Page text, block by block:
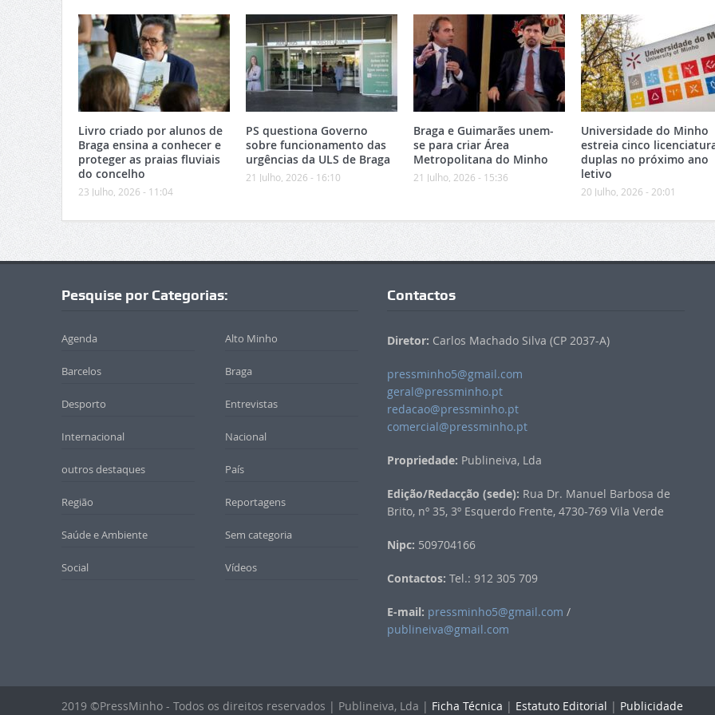
Livro criado por alunos de
Braga ensina a conhecer e
proteger as praias fluviais
do concelho
23 Julho, 2026 - 11:04
PS questiona Governo
sobre funcionamento das
urgências da ULS de Braga
21 Julho, 2026 - 16:10
Braga e Guimarães unem-
se para criar Área
Metropolitana do Minho
21 Julho, 2026 - 15:36
Universidade do Minho
estreia cinco
duplas no próximo ano
letivo
20 Julho, 2026 - 20:01
Pesquise por Categorias:
Agenda Alto Minho
Barcelos Braga
Desporto Entrevistas
Internacional Nacional
outros destaques País
Região Reportagens
Saúde e Ambiente Sem categoria
Social Vídeos
Contactos
Diretor: Carlos Machado Silva (CP 2037-A)
pressminho5@gmail.com
geral@pressminho.pt
redacao@pressminho.pt
comercial@pressminho.pt
Propriedade: Publineiva, Lda
Edição/Redacção (sede): Rua Dr. Manuel Barbosa de
Brito, nº 35, 3º Esquerdo Frente, 4730-769 Vila Verde
Nipc: 509704166
Contactos: Tel.: 912 305 709
E-mail: pressminho5@gmail.com /
publineiva@gmail.com
2019 ©PressMinho - Todos os direitos reservados | Publineiva, Lda | Ficha Técnica | Estatuto Editorial | Publicidade